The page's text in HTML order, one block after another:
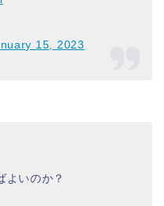
15, 2023
よいのか？